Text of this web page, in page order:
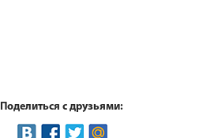
Поделиться с друзьями: